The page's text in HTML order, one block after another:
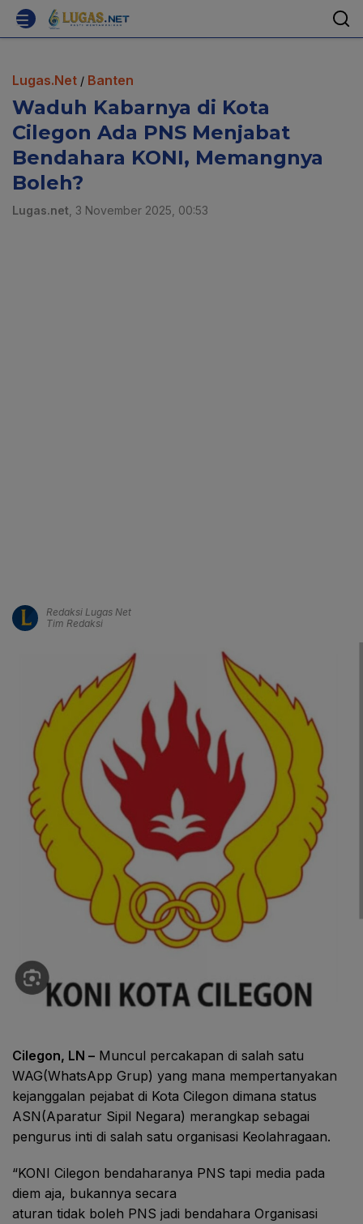
Lugas.Net / Banten
Waduh Kabarnya di Kota
Cilegon Ada PNS Menjabat
Bendahara KONI, Memangnya
Boleh?
Lugas.net , 3 November 2025, 00:53
Redaksi Lugas Net
Tim Redaksi
Cilegon, LN – Muncul percakapan di salah satu
WAG(WhatsApp Grup) yang mana mempertanyakan
kejanggalan pejabat di Kota Cilegon dimana status
ASN(Aparatur Sipil Negara) merangkap sebagai
pengurus inti di salah satu organisasi Keolahragaan.
“KONI Cilegon bendaharanya PNS tapi media pada
diem aja, bukannya secara
aturan tidak boleh PNS jadi bendahara Organisasi